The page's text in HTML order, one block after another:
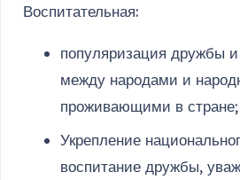
Воспитательная:
популяризация дружбы
между народами и
проживающими в стране;
Укрепление
воспитание дружбы,